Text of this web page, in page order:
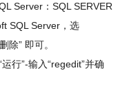
Server：SQL SERVER
SQL Server，选
除” 即可。
行”-输入“regedit”并确